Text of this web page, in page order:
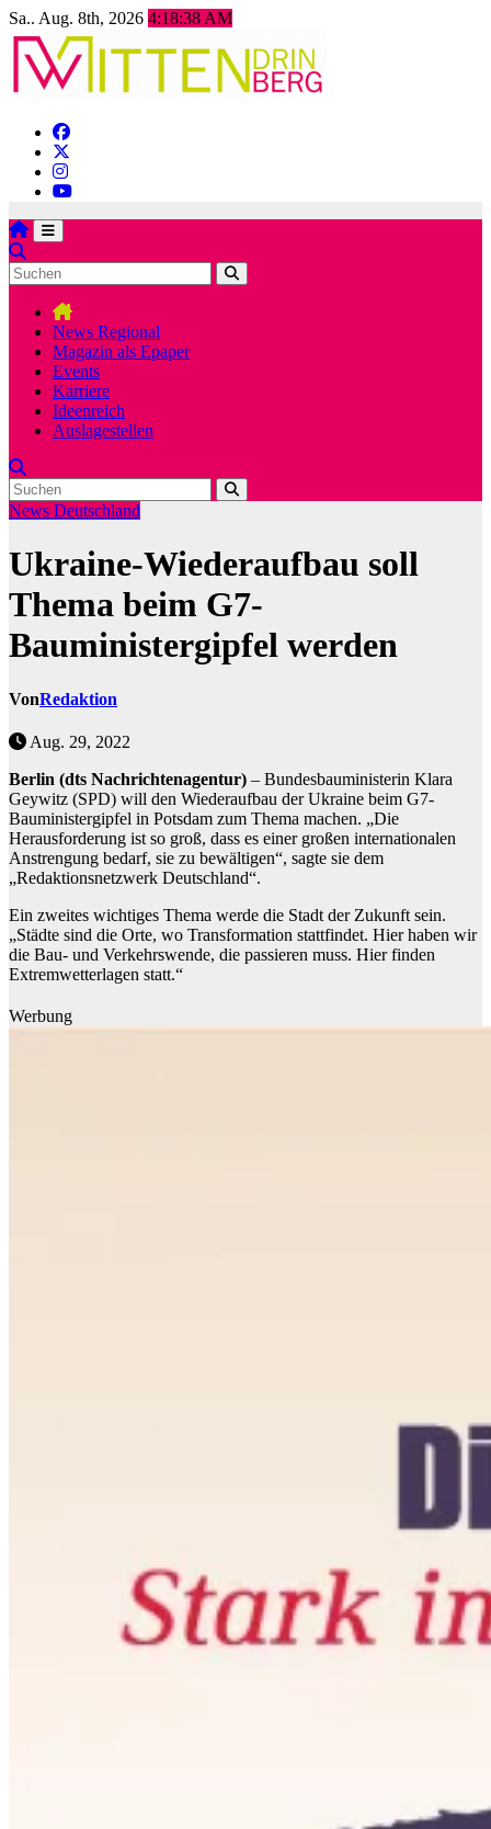
Zum
Inhalt
springen
Sa.. Aug. 8th, 2026 4:18:40 AM
News Regional
Magazin als Epaper
Events
Karriere
Ideenreich
Auslagestellen
News Deutschland
Ukraine-Wiederaufbau soll
Thema beim G7-
Bauministergipfel werden
VonRedaktion
Aug. 29, 2022
Berlin (dts Nachrichtenagentur) – Bundesbauministerin Klara
Geywitz (SPD) will den Wiederaufbau der Ukraine beim G7-
Bauministergipfel in Potsdam zum Thema machen. „Die
Herausforderung ist so groß, dass es einer großen internationalen
Anstrengung bedarf, sie zu bewältigen“, sagte sie dem
„Redaktionsnetzwerk Deutschland“.
Ein zweites wichtiges Thema werde die Stadt der Zukunft sein.
„Städte sind die Orte, wo Transformation stattfindet. Hier haben wir
die Bau- und Verkehrswende, die passieren muss. Hier finden
Extremwetterlagen statt.“
Werbung